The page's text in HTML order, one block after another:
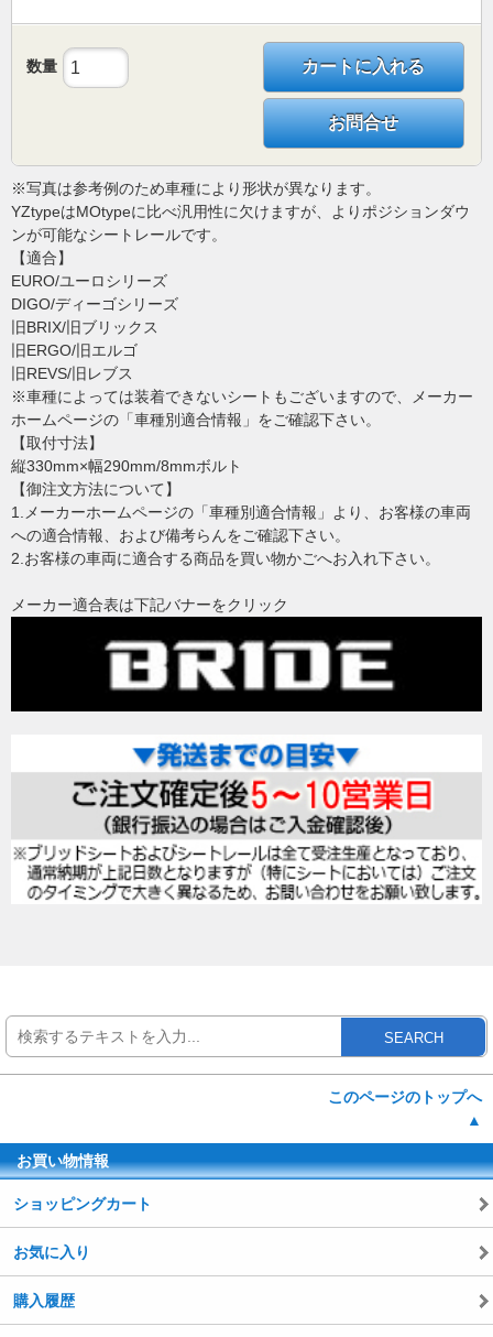
数量 カートに入れる
お問合せ
※写真は参考例のため車種により形状が異なります。
YZtypeはMOtypeに比べ汎用性に欠けますが、よりポジションダウ
ンが可能なシートレールです。
【適合】
EURO/ユーロシリーズ
DIGO/ディーゴシリーズ
旧BRIX/旧ブリックス
旧ERGO/旧エルゴ
旧REVS/旧レブス
※車種によっては装着できないシートもございますので、メーカー
ホームページの「車種別適合情報」をご確認下さい。
【取付寸法】
縦330mm×幅290mm/8mmボルト
【御注文方法について】
1.メーカーホームページの「車種別適合情報」より、お客様の車両
への適合情報、および備考らんをご確認下さい。
2.お客様の車両に適合する商品を買い物かごへお入れ下さい。
メーカー適合表は下記バナーをクリック
SEARCH
このページのトップへ
▲
お買い物情報
ショッピングカート
お気に入り
購入履歴